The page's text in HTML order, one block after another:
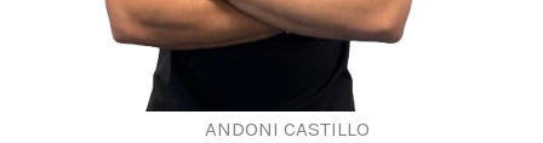
ANDONI CASTILLO